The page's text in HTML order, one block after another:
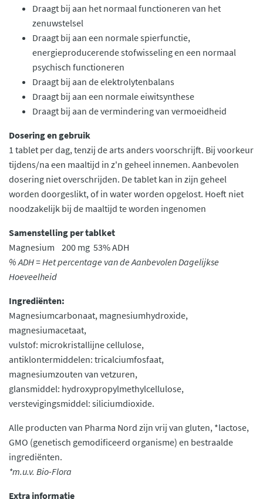
Draagt bij aan het normaal functioneren van het
zenuwstelsel
Draagt bij aan een normale spierfunctie,
energieproducerende stofwisseling en een normaal
psychisch functioneren
Draagt bij aan de elektrolytenbalans
Draagt bij aan een normale eiwitsynthese
Draagt bij aan de vermindering van vermoeidheid
Dosering en gebruik
1 tablet per dag, tenzij de arts anders voorschrijft. Bij voorkeur
tijdens/na een maaltijd in z'n geheel innemen. Aanbevolen
dosering niet overschrijden. De tablet kan in zijn geheel
worden doorgeslikt, of in water worden opgelost. Hoeft niet
noodzakelijk bij de maaltijd te worden ingenomen
Samenstelling per tablket
Magnesium 200 mg 53% ADH
% ADH = Het percentage van de Aanbevolen Dagelijkse
Hoeveelheid
Ingrediënten:
Magnesiumcarbonaat, magnesiumhydroxide,
magnesiumacetaat,
vulstof: microkristallijne cellulose,
antiklontermiddelen: tricalciumfosfaat,
magnesiumzouten van vetzuren,
glansmiddel: hydroxypropylmethylcellulose,
verstevigingsmiddel: siliciumdioxide.
Alle producten van Pharma Nord zijn vrij van gluten, *lactose,
GMO (genetisch gemodificeerd organisme) en bestraalde
ingrediënten.
*m.u.v. Bio-Flora
Extra informatie